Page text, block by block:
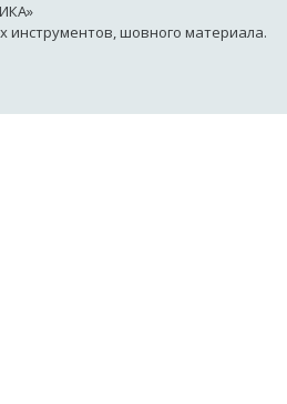
инструментов, шовного материала.